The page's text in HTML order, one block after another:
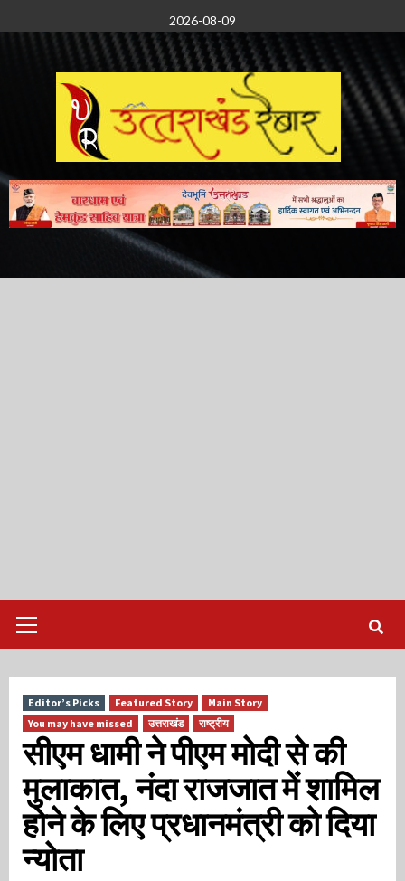
to
2026-08-09
Menu
Editor’s Picks Featured Story
Main Story
You may have missed
उत्तराखंड राष्ट्रीय
सीएम धामी ने पीएम मोदी से की
मुलाकात, नंदा राजजात में शामिल
होने के लिए प्रधानमंत्री को दिया
न्योता